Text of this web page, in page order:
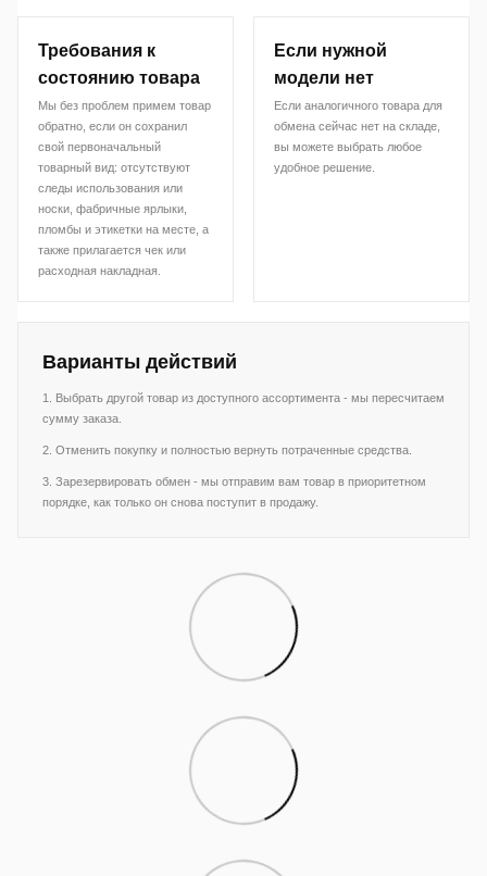
Требования к
состоянию товара
Мы без проблем примем товар
обратно, если он сохранил
свой первоначальный
товарный вид: отсутствуют
следы использования или
носки, фабричные ярлыки,
пломбы и этикетки на месте, а
также прилагается чек или
расходная накладная.
Если нужной
модели нет
Если аналогичного товара для
обмена сейчас нет на складе,
вы можете выбрать любое
удобное решение.
Варианты действий
1. Выбрать другой товар из доступного ассортимента - мы пересчитаем
сумму заказа.
2. Отменить покупку и полностью вернуть потраченные средства.
3. Зарезервировать обмен - мы отправим вам товар в приоритетном
порядке, как только он снова поступит в продажу.